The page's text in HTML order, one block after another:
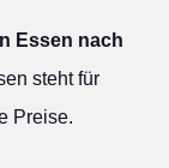
Essen nach
steht für
Preise.